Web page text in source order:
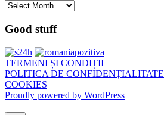
Arhivă
Good stuff
TERMENI ȘI CONDIȚII
POLITICA DE CONFIDENȚIALITATE
COOKIES
Proudly powered by WordPress